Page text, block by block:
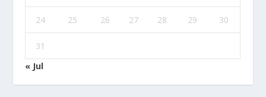
24 25 26 27 28 29 30
31
« Jul